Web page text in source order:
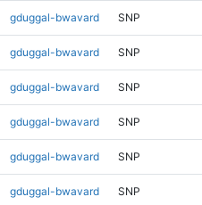
gduggal-bwavard SNP
gduggal-bwavard SNP
gduggal-bwavard SNP
gduggal-bwavard SNP
gduggal-bwavard SNP
gduggal-bwavard SNP